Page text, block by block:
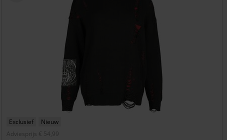
Exclusief
Nieuw
Adviesprijs
€ 54,99